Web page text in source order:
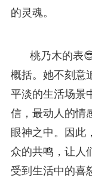
的灵魂。
桃乃木的表
概括。她不刻意
平淡的生活场景
信，最动人的情
眼神之中。因此
众的共鸣，让人
受到生活中的喜